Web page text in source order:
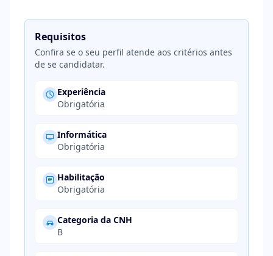
Requisitos
Confira se o seu perfil atende aos critérios antes
de se candidatar.
Experiência
Obrigatória
Informática
Obrigatória
Habilitação
Obrigatória
Categoria da CNH
B